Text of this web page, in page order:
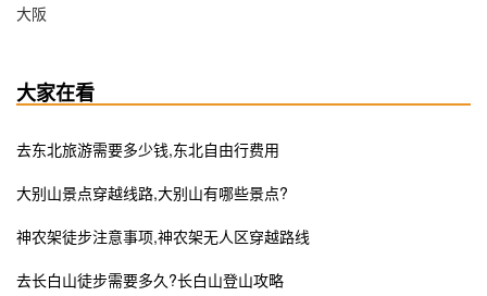
大阪
大家在看
去东北旅游需要多少钱,东北自由行费用
大别山景点穿越线路,大别山有哪些景点?
神农架徒步注意事项,神农架无人区穿越路线
去长白山徒步需要多久?长白山登山攻略